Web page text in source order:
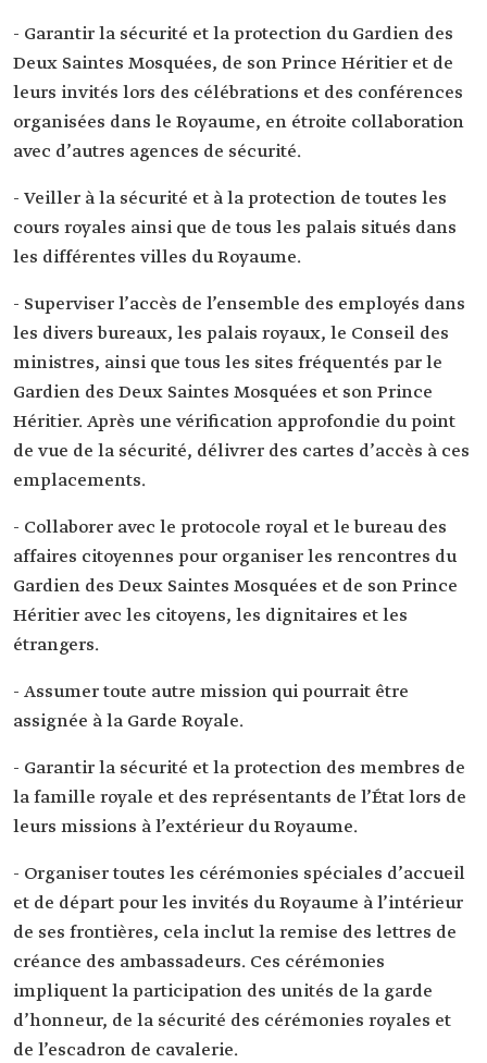
- Garantir la sécurité et la protection du Gardien des
Deux Saintes Mosquées, de son Prince Héritier et de
leurs invités lors des célébrations et des conférences
organisées dans le Royaume, en étroite collaboration
avec d’autres agences de sécurité.
- Veiller à la sécurité et à la protection de toutes les
cours royales ainsi que de tous les palais situés dans
les différentes villes du Royaume.
- Superviser l’accès de l’ensemble des employés dans
les divers bureaux, les palais royaux, le Conseil des
ministres, ainsi que tous les sites fréquentés par le
Gardien des Deux Saintes Mosquées et son Prince
Héritier. Après une vérification approfondie du point
de vue de la sécurité, délivrer des cartes d’accès à ces
emplacements.
- Collaborer avec le protocole royal et le bureau des
affaires citoyennes pour organiser les rencontres du
Gardien des Deux Saintes Mosquées et de son Prince
Héritier avec les citoyens, les dignitaires et les
étrangers.
- Assumer toute autre mission qui pourrait être
assignée à la Garde Royale.
- Garantir la sécurité et la protection des membres de
la famille royale et des représentants de l’État lors de
leurs missions à l’extérieur du Royaume.
- Organiser toutes les cérémonies spéciales d’accueil
et de départ pour les invités du Royaume à l’intérieur
de ses frontières, cela inclut la remise des lettres de
créance des ambassadeurs. Ces cérémonies
impliquent la participation des unités de la garde
d’honneur, de la sécurité des cérémonies royales et
de l’escadron de cavalerie.